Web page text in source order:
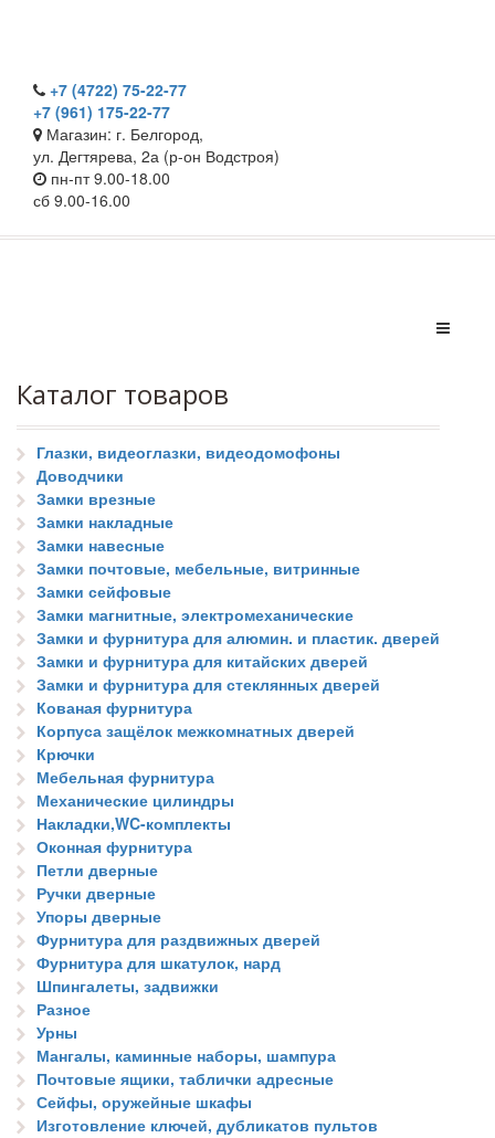
+7 (4722) 75-22-77
+7 (961) 175-22-77
Магазин: г. Белгород,
ул. Дегтярева, 2а (р-он Водстроя)
пн-пт 9.00-18.00
сб 9.00-16.00
Каталог товаров
Глазки, видеоглазки, видеодомофоны
Доводчики
Замки врезные
Замки накладные
Замки навесные
Замки почтовые, мебельные, витринные
Замки сейфовые
Замки магнитные, электромеханические
Замки и фурнитура для алюмин. и пластик. дверей
Замки и фурнитура для китайских дверей
Замки и фурнитура для стеклянных дверей
Кованая фурнитура
Корпуса защёлок межкомнатных дверей
Крючки
Мебельная фурнитура
Механические цилиндры
Накладки,WC-комплекты
Оконная фурнитура
Петли дверные
Ручки дверные
Упоры дверные
Фурнитура для раздвижных дверей
Фурнитура для шкатулок, нард
Шпингалеты, задвижки
Разное
Урны
Мангалы, каминные наборы, шампура
Почтовые ящики, таблички адресные
Сейфы, оружейные шкафы
Изготовление ключей, дубликатов пультов